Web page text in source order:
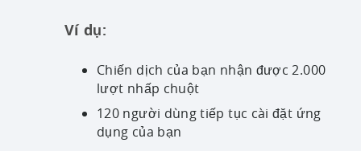
Ví dụ:
Chiến dịch của bạn nhận được 2.000
lượt nhấp chuột
120 người dùng tiếp tục cài đặt ứng
dụng của bạn